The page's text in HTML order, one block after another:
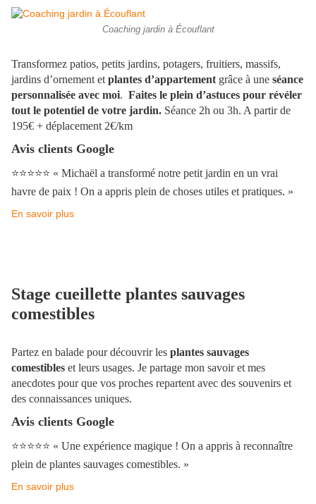
Coaching jardin à Écouflant
Transformez patios, petits jardins, potagers, fruitiers, massifs,
jardins d’ornement et plantes d’appartement grâce à une séance
personnalisée avec moi. Faites le plein d’astuces pour révéler
tout le potentiel de votre jardin. Séance 2h ou 3h. A partir de
195€ + déplacement 2€/km
Avis clients Google
⭐️⭐️⭐️⭐️⭐️ « Michaël a transformé notre petit jardin en un vrai
havre de paix ! On a appris plein de choses utiles et pratiques. »
En savoir plus
Stage cueillette plantes sauvages
comestibles
Partez en balade pour découvrir les plantes sauvages
comestibles et leurs usages. Je partage mon savoir et mes
anecdotes pour que vos proches repartent avec des souvenirs et
des connaissances uniques.
Avis clients Google
⭐️⭐️⭐️⭐️⭐️ « Une expérience magique ! On a appris à reconnaître
plein de plantes sauvages comestibles. »
En savoir plus